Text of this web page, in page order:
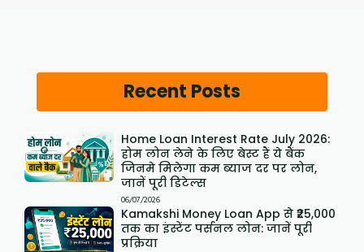
Recent Posts
Home Loan Interest Rate July 2026:
होम लोन लेने के लिए बेस्ट हैं ये बैंक
जिनमे मिलेगा कम ब्याज दर पर लोन,
जानें पूरी डिटेल्स
06/07/2026
Kamakshi Money Loan App से ₹25,000
तक का इंस्टेंट पर्सनल लोन: जानें पूरी
प्रक्रिया